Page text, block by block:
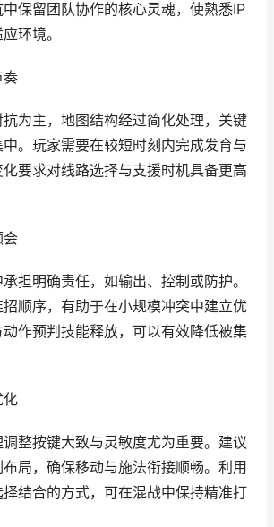
保留团队协作的核心灵魂，使熟悉IP
环境。
奏
为主，地图结构经过简化处理，关键
。玩家需要在较短时刻内完成发育与
要求对线路选择与支援时机具备更高
会
担明确责任，如输出、控制或防护。
顺序，有助于在小规模冲突中建立优
作预判技能释放，可以有效降低被集
化
整按键大致与灵敏度尤为重要。建议
局，确保移动与施法衔接顺畅。利用
结合的方式，可在混战中保持精准打